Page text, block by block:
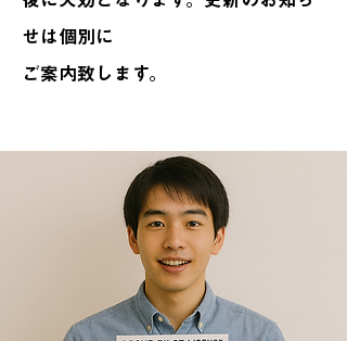
せは個別に
ご案内致します。